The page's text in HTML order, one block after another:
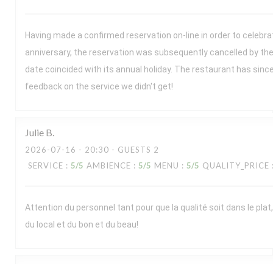
Having made a confirmed reservation on-line in order to
anniversary, the reservation was subsequently cancelled by
date coincided with its annual holiday. The restaurant has
feedback on the service we didn't get!
Julie B
2026-07-16 - 20:30 - GUESTS 2
SERVICE : 5/5 AMBIENCE : 5/5 MENU : 5/5 QUALITY_PRICE
Attention du personnel tant pour que la qualité soit dans le
du local et du bon et du beau!